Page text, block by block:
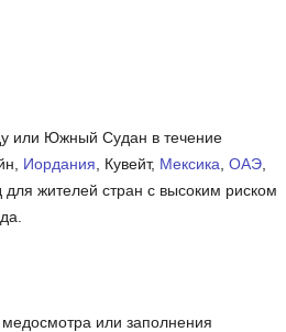
или Южный Судан в течение
Иордания , Кувейт, Мексика ОАЭ,
жителей стран с высоким риском
или заполнения